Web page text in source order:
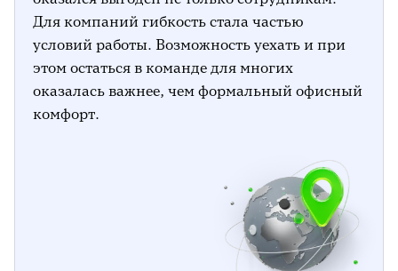
Для компаний гибкость стала частью
условий работы. Возможность уехать и при
этом остаться в команде для многих
оказалась важнее, чем формальный офисный
комфорт.